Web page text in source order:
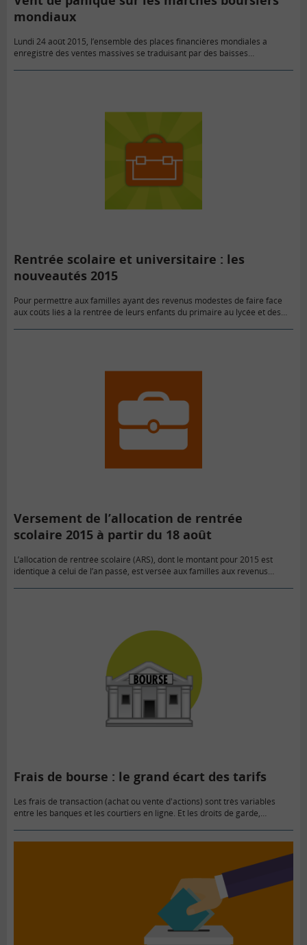
mondiaux
Lundi 24 août 2015, l’ensemble des places financières mondiales a
enregistré des ventes massives se traduisant par des baisses
Rentrée scolaire et universitaire : les
nouveautés 2015
Pour permettre aux familles ayant des revenus modestes de faire face
aux coûts liés à la rentrée de leurs enfants du primaire au lycée et des
Versement de l’allocation de rentrée
scolaire 2015 à partir du 18 août
L’allocation de rentrée scolaire (ARS), dont le montant pour 2015 est
identique à celui de l’an passé, est versée aux familles aux revenus
Frais de bourse : le grand écart des tarifs
Les frais de transaction (achat ou vente d'actions) sont très variables
entre les banques et les courtiers en ligne. Et les droits de garde,